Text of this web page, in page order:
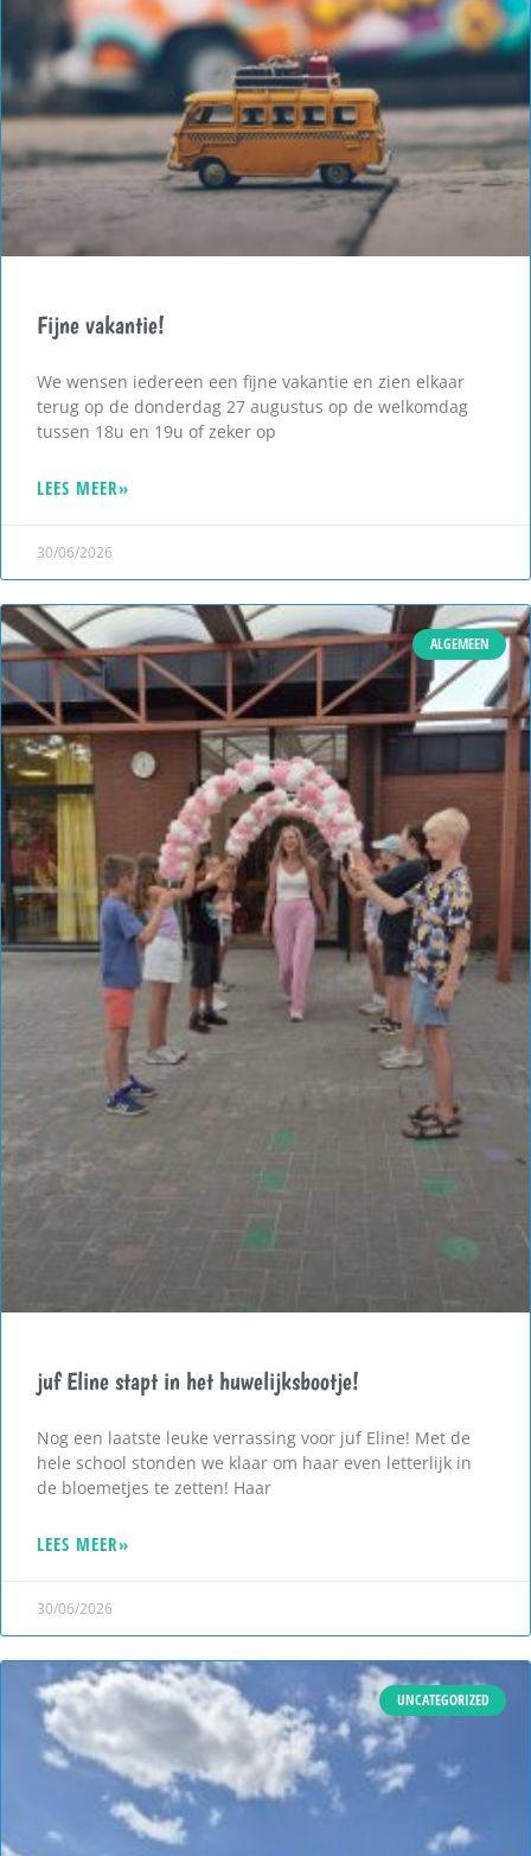
Fijne vakantie!
We wensen iedereen een fijne vakantie en zien elkaar
terug op de donderdag 27 augustus op de welkomdag
tussen 18u en 19u of zeker op
LEES MEER»
30/06/2026
ALGEMEEN
juf Eline stapt in het huwelijksbootje!
Nog een laatste leuke verrassing voor juf Eline! Met de
hele school stonden we klaar om haar even letterlijk in
de bloemetjes te zetten! Haar
LEES MEER»
30/06/2026
UNCATEGORIZED